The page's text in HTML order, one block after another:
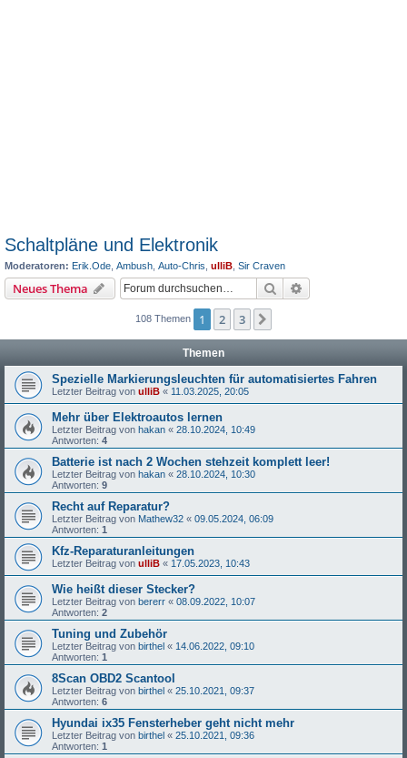
Schaltpläne und Elektronik
Moderatoren: Erik.Ode Ambush Auto-Chris ulliB Sir Craven
Neues Thema Suche
108 Themen 1 2 3
Themen
Spezielle Markierungsleuchten für automatisiertes Fahren
Letzter Beitrag von ulliB « 11.03.2025, 20:05
Mehr über Elektroautos lernen
Letzter Beitrag von hakan « 28.10.2024, 10:49
Antworten: 4
Batterie ist nach 2 Wochen stehzeit komplett leer!
Letzter Beitrag von hakan « 28.10.2024, 10:30
Antworten: 9
Recht auf Reparatur?
Letzter Beitrag von Mathew32 « 09.05.2024, 06:09
Antworten: 1
Kfz-Reparaturanleitungen
Letzter Beitrag von ulliB « 17.05.2023, 10:43
Wie heißt dieser Stecker?
Letzter Beitrag von bererr « 08.09.2022, 10:07
Antworten: 2
Tuning und Zubehör
Letzter Beitrag von birthel « 14.06.2022, 09:10
Antworten: 1
8Scan OBD2 Scantool
Letzter Beitrag von birthel « 25.10.2021, 09:37
Antworten: 6
Hyundai ix35 Fensterheber geht nicht mehr
Letzter Beitrag von birthel « 25.10.2021, 09:36
Antworten: 1